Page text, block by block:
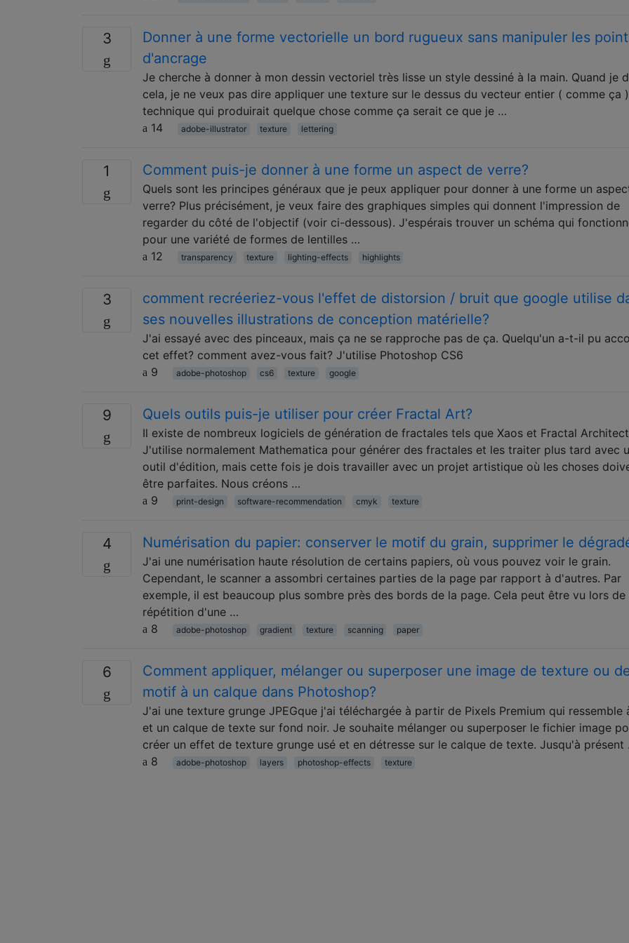
3
Donner à une forme vectorielle un bord rugueux sans manipuler les
d'ancrage
Je cherche à donner à mon dessin vectoriel très lisse un style dessiné à la main. Quand je
cela, je ne veux pas dire appliquer une texture sur le dessus du vecteur entier ( comme ça
technique qui produirait quelque chose comme ça serait ce que je …
14
adobe-illustrator texture lettering
1 Comment puis-je donner à une forme un aspect de verre?
Quels sont les principes généraux que je peux appliquer pour donner à une forme un
verre? Plus précisément, je veux faire des graphiques simples qui donnent l'impression de
regarder du côté de l'objectif (voir ci-dessous). J'espérais trouver un schéma qui
pour une variété de formes de lentilles …
12
transparency texture lighting-effects highlights
3
comment recréeriez-vous l'effet de distorsion / bruit que google utilise
ses nouvelles illustrations de conception matérielle?
J'ai essayé avec des pinceaux, mais ça ne se rapproche pas de ça. Quelqu'un a-t-il pu
cet effet? comment avez-vous fait? J'utilise Photoshop CS6
9
adobe-photoshop cs6 texture google
9 Quels outils puis-je utiliser pour créer Fractal Art?
Il existe de nombreux logiciels de génération de fractales tels que Xaos et Fractal
J'utilise normalement Mathematica pour générer des fractales et les traiter plus tard avec
outil d'édition, mais cette fois je dois travailler avec un projet artistique où les choses
être parfaites. Nous créons …
9
print-design software-recommendation cmyk texture
4 Numérisation du papier: conserver le motif du grain, supprimer le
J'ai une numérisation haute résolution de certains papiers, où vous pouvez voir le grain.
Cependant, le scanner a assombri certaines parties de la page par rapport à d'autres. Par
exemple, il est beaucoup plus sombre près des bords de la page. Cela peut être vu lors de
répétition d'une …
8
adobe-photoshop gradient texture scanning paper
6
Comment appliquer, mélanger ou superposer une image de texture ou
motif à un calque dans Photoshop?
J'ai une texture grunge JPEGque j'ai téléchargée à partir de Pixels Premium qui ressemble
et un calque de texte sur fond noir. Je souhaite mélanger ou superposer le fichier image
créer un effet de texture grunge usé et en détresse sur le calque de texte. Jusqu'à présent
8
adobe-photoshop layers photoshop-effects texture